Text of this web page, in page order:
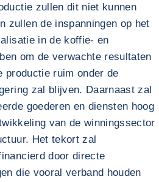
zullen dit niet kunnen
zullen de inspanningen op het
in de koffie- en
om de verwachte resultaten
productie ruim onder de
zal blijven. Daarnaast zal
goederen en diensten hoog
van de winningssector
Het tekort zal
door directe
die vooral verband houden